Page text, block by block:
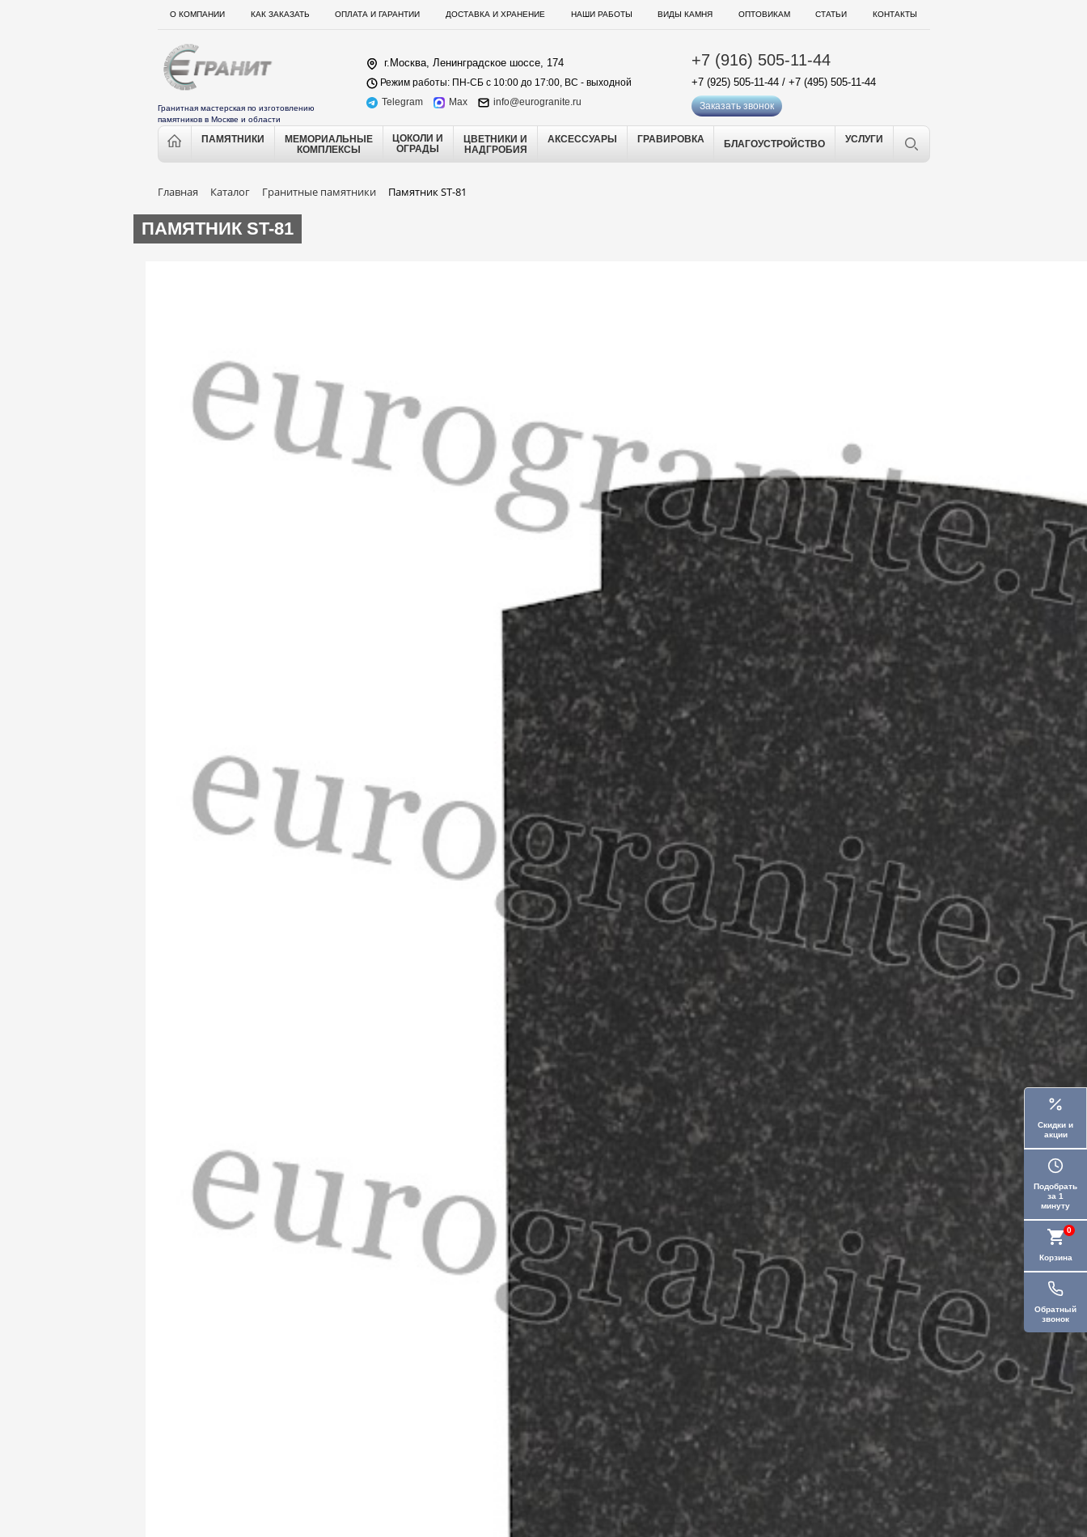
Скидки и
акции
Подобрать
за 1
минуту
Корзина
0
Обратный
звонок
О КОМПАНИИ КАК ЗАКАЗАТЬ ОПЛАТА И ГАРАНТИИ ДОСТАВКА И ХРАНЕНИЕ НАШИ РАБОТЫ ВИДЫ КАМНЯ ОПТОВИКАМ СТАТЬИ КОНТАКТЫ
Гранитная мастерская по изготовлению
памятников в Москве и области
г.Москва, Ленинградское шоссе, 174
Режим работы: ПН-СБ с 10:00 до 17:00, ВС - выходной
Telegram
Max info@eurogranite.ru
+7 (916) 505-11-44
+7 (925) 505-11-44 / +7 (495) 505-11-44
Заказать звонок
ПАМЯТНИКИ
МЕМОРИАЛЬНЫЕ
КОМПЛЕКСЫ
ЦОКОЛИ И
ОГРАДЫ
ЦВЕТНИКИ И
НАДГРОБИЯ
АКСЕССУАРЫ ГРАВИРОВКА БЛАГОУСТРОЙСТВО УСЛУГИ
Главная Каталог Гранитные памятники Памятник ST-81
ПАМЯТНИК ST-81